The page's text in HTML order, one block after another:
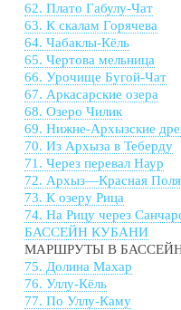
62. Плато Габулу-Чат
63. К скалам Горячева
64. Чабаклы-Кёль
65. Чертова мельница
66. Урочище Бугой-Чат
67. Аркасарские озера
68. Озеро Чилик
69. Нижне-Архызские
70. Из Архыза в Теберду
71. Через перевал Наур
72. Архыз—Красная
73. К озеру Рица
74. На Рицу через
БАССЕЙН КУБАНИ
МАРШРУТЫ В
75. Долина Махар
76. Уллу-Кёль
77. По Уллу-Каму